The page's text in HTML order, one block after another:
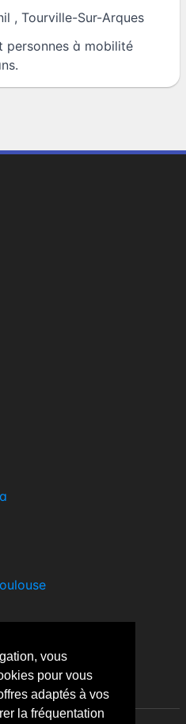
vous
pour vous
adaptés à vos
la fréquentation
, Tourville-Sur-Arques
personnes à mobilité